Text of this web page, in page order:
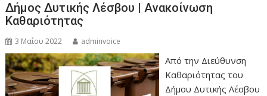
Δήμος Δυτικής Λέσβου | Ανακοίνωση
Καθαριότητας
3 Μαΐου 2022 adminvoice
Από την Διεύθυνση
Καθαριότητας του
Δήμου Δυτικής Λέσβου